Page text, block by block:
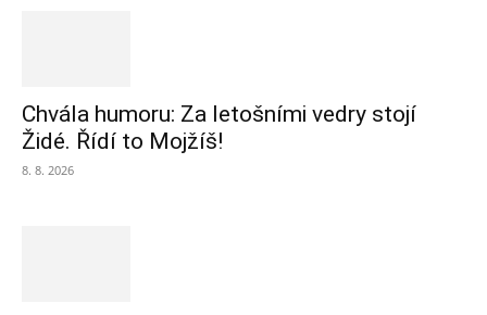
Chvála humoru: Za letošními vedry stojí
Židé. Řídí to Mojžíš!
8. 8. 2026